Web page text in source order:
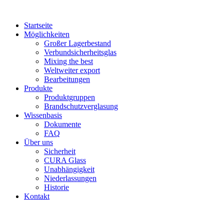
Startseite
Möglichkeiten
Großer Lagerbestand
Verbundsicherheitsglas
Mixing the best
Weltweiter export
Bearbeitungen
Produkte
Produktgruppen
Brandschutzverglasung
Wissenbasis
Dokumente
FAQ
Über uns
Sicherheit
CURA Glass
Unabhängigkeit
Niederlassungen
Historie
Kontakt